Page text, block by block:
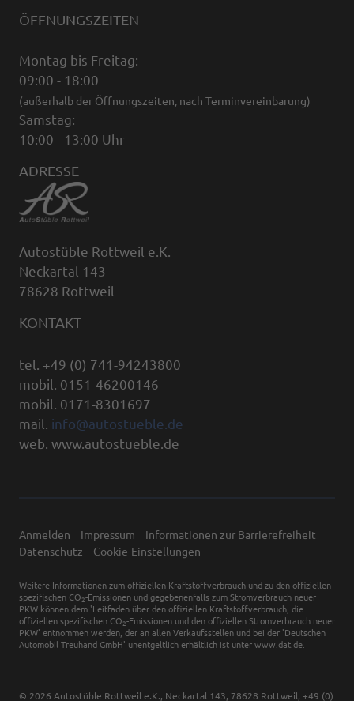
ÖFFNUNGSZEITEN
Montag bis Freitag:
09:00 - 18:00
(außerhalb der Öffnungszeiten, nach Terminvereinbarung)
Samstag:
10:00 - 13:00 Uhr
ADRESSE
Autostüble Rottweil e.K.
Neckartal 143
78628 Rottweil
KONTAKT
tel. +49 (0) 741-94243800
mobil. 0151-46200146
mobil. 0171-8301697
mail. info@autostueble.de
web. www.autostueble.de
Anmelden Impressum
Informationen zur Barrierefreiheit
Datenschutz
Cookie-Einstellungen
Weitere Informationen zum offiziellen Kraftstoffverbrauch und zu den offiziellen
spezifischen CO 2-Emissionen und gegebenenfalls zum Stromverbrauch neuer
PKW können dem 'Leitfaden über den offiziellen Kraftstoffverbrauch, die
offiziellen spezifischen CO 2-Emissionen und den offiziellen Stromverbrauch neuer
PKW' entnommen werden, der an allen Verkaufsstellen und bei der 'Deutschen
Automobil Treuhand GmbH' unentgeltlich erhältlich ist unter www.dat.de.
© 2026 Autostüble Rottweil e.K., Neckartal 143, 78628 Rottweil, +49 (0)